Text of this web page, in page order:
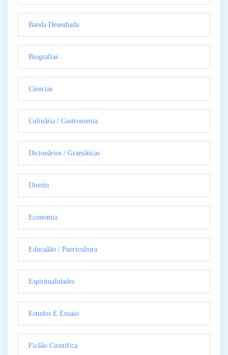
Banda Desenhada
Biografias
Ciencias
Culinãria / Gastronomia
Dicionãrios / Gramãticas
Direito
Economia
Educaãão / Puericultura
Espiritualidades
Estudos E Ensaio
Ficãão Cientifica